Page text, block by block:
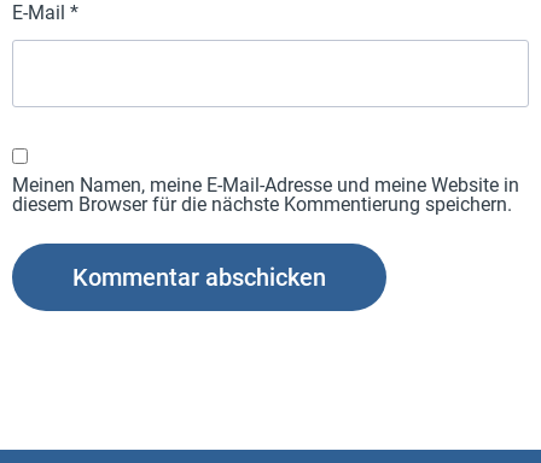
E-Mail *
Meinen Namen, meine E-Mail-Adresse und meine Website in
diesem Browser für die nächste Kommentierung speichern.